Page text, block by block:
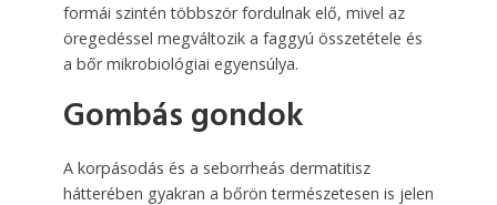
formái szintén többször fordulnak elő, mivel az
öregedéssel megváltozik a faggyú összetétele és
a bőr mikrobiológiai egyensúlya.
Gombás gondok
A korpásodás és a seborrheás dermatitisz
hátterében gyakran a bőrön természetesen is jelen